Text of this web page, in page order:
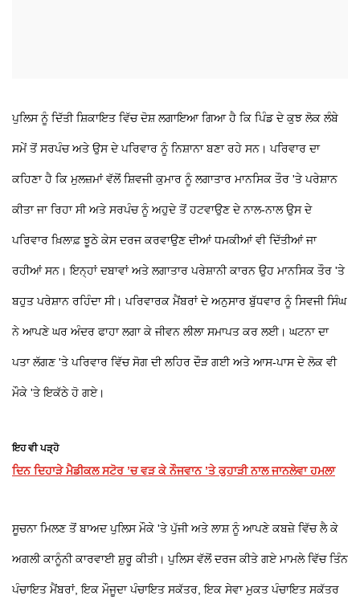
ਪੁਲਿਸ ਨੂੰ ਦਿੱਤੀ ਸ਼ਿਕਾਇਤ ਵਿੱਚ ਦੋਸ਼ ਲਗਾਇਆ ਗਿਆ ਹੈ ਕਿ ਪਿੰਡ ਦੇ ਕੁਝ ਲੋਕ ਲੰਬੇ
ਸਮੇਂ ਤੋਂ ਸਰਪੰਚ ਅਤੇ ਉਸ ਦੇ ਪਰਿਵਾਰ ਨੂੰ ਨਿਸ਼ਾਨਾ ਬਣਾ ਰਹੇ ਸਨ। ਪਰਿਵਾਰ ਦਾ
ਕਹਿਣਾ ਹੈ ਕਿ ਮੁਲਜ਼ਮਾਂ ਵੱਲੋਂ ਸ਼ਿਵਜੀ ਕੁਮਾਰ ਨੂੰ ਲਗਾਤਾਰ ਮਾਨਸਿਕ ਤੌਰ 'ਤੇ ਪਰੇਸ਼ਾਨ
ਕੀਤਾ ਜਾ ਰਿਹਾ ਸੀ ਅਤੇ ਸਰਪੰਚ ਨੂੰ ਅਹੁਦੇ ਤੋਂ ਹਟਵਾਉਣ ਦੇ ਨਾਲ-ਨਾਲ ਉਸ ਦੇ
ਪਰਿਵਾਰ ਖ਼ਿਲਾਫ਼ ਝੂਠੇ ਕੇਸ ਦਰਜ ਕਰਵਾਉਣ ਦੀਆਂ ਧਮਕੀਆਂ ਵੀ ਦਿੱਤੀਆਂ ਜਾ
ਰਹੀਆਂ ਸਨ। ਇਨ੍ਹਾਂ ਦਬਾਵਾਂ ਅਤੇ ਲਗਾਤਾਰ ਪਰੇਸ਼ਾਨੀ ਕਾਰਨ ਉਹ ਮਾਨਸਿਕ ਤੌਰ 'ਤੇ
ਬਹੁਤ ਪਰੇਸ਼ਾਨ ਰਹਿੰਦਾ ਸੀ। ਪਰਿਵਾਰਕ ਮੈਂਬਰਾਂ ਦੇ ਅਨੁਸਾਰ ਬੁੱਧਵਾਰ ਨੂੰ ਸਿਵਜੀ ਸਿੰਘ
ਨੇ ਆਪਣੇ ਘਰ ਅੰਦਰ ਫਾਹਾ ਲਗਾ ਕੇ ਜੀਵਨ ਲੀਲਾ ਸਮਾਪਤ ਕਰ ਲਈ। ਘਟਨਾ ਦਾ
ਪਤਾ ਲੱਗਣ 'ਤੇ ਪਰਿਵਾਰ ਵਿੱਚ ਸੋਗ ਦੀ ਲਹਿਰ ਦੌੜ ਗਈ ਅਤੇ ਆਸ-ਪਾਸ ਦੇ ਲੋਕ ਵੀ
ਮੌਕੇ 'ਤੇ ਇਕੱਠੇ ਹੋ ਗਏ।
ਇਹ ਵੀ ਪੜ੍ਹੋ
ਦਿਨ ਦਿਹਾੜੇ ਮੈਡੀਕਲ ਸਟੋਰ ’ਚ ਵੜ ਕੇ ਨੌਜਵਾਨ ’ਤੇ ਕੁਹਾੜੀ ਨਾਲ ਜਾਨਲੇਵਾ ਹਮਲਾ
ਸੂਚਨਾ ਮਿਲਣ ਤੋਂ ਬਾਅਦ ਪੁਲਿਸ ਮੌਕੇ 'ਤੇ ਪੁੱਜੀ ਅਤੇ ਲਾਸ਼ ਨੂੰ ਆਪਣੇ ਕਬਜ਼ੇ ਵਿੱਚ ਲੈ ਕੇ
ਅਗਲੀ ਕਾਨੂੰਨੀ ਕਾਰਵਾਈ ਸ਼ੁਰੂ ਕੀਤੀ। ਪੁਲਿਸ ਵੱਲੋਂ ਦਰਜ ਕੀਤੇ ਗਏ ਮਾਮਲੇ ਵਿੱਚ ਤਿੰਨ
ਪੰਚਾਇਤ ਮੈਂਬਰਾਂ, ਇਕ ਮੌਜੂਦਾ ਪੰਚਾਇਤ ਸਕੱਤਰ, ਇਕ ਸੇਵਾ ਮੁਕਤ ਪੰਚਾਇਤ ਸਕੱਤਰ